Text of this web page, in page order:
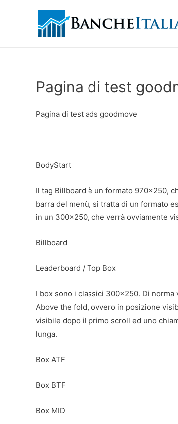
Pagina di test
Pagina di test ads goodmove
BodyStart
Il tag Billboard è un formato 970×250,
barra del menù, si tratta di un formato
in un 300×250, che verrà ovviamente
Billboard
Leaderboard / Top Box
I box sono i classici 300×250. Di
Above the fold, ovvero in posizione
visibile dopo il primo scroll ed uno
lunga.
Box ATF
Box BTF
Box MID